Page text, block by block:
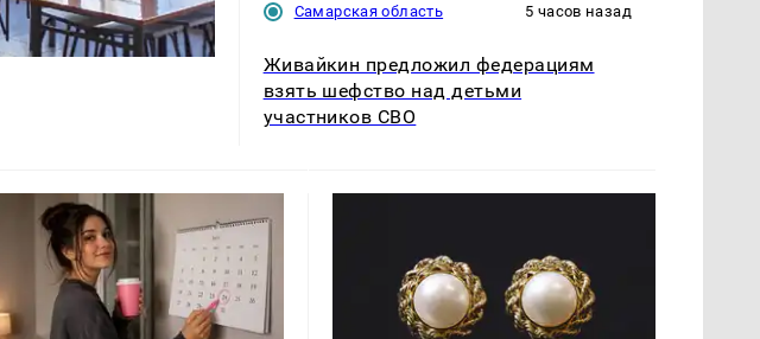
Самарская область 5 часов назад
Живайкин предложил федерациям
взять шефство над детьми
участников СВО